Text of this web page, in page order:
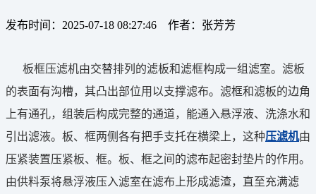
发布时间：2025-07-18 08:27:46 作者：张芳芳
板框压滤机由交替排列的滤板和滤框构成一组滤室。滤板
的表面有沟槽，其凸出部位用以支撑滤布。滤框和滤板的边角
上有通孔，组装后构成完整的通道，能通入悬浮液、洗涤水和
引出滤液。板、框两侧各有把手支托在横梁上，这种压滤机由
压紧装置压紧板、框。板、框之间的滤布起密封垫片的作用。
由供料泵将悬浮液压入滤室在滤布上形成滤渣，直至充满滤